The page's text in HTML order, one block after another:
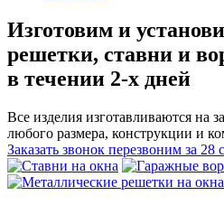
Изготовим и
решетки, ставни и
в течении 2-х дней
Все изделия изготавливаются на
любого размера, конструкции и
Заказать звонок перезвоним за 28